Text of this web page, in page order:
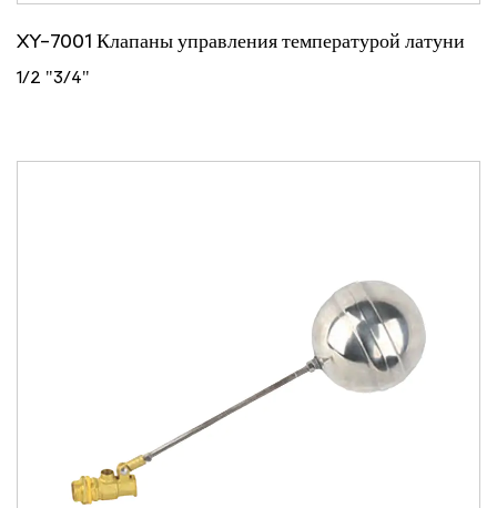
XY-7001 Клапаны управления температурой латуни
1/2 "3/4"